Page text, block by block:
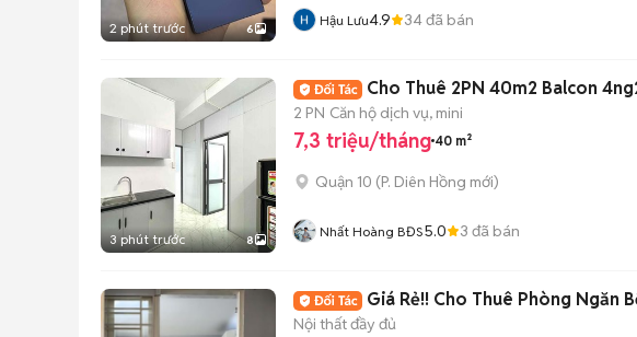
2 phút trước 6 Hậu Lưu4.9 34đã bán
3 phút trước 8
Cho Thuê 2PN 40m2 Balcon
2 PN Căn hộ dịch vụ, mini
7,3 triệu/tháng 40 m²
Quận 10 (P. Diên Hồng mới)
Nhất Hoàng BĐS5.0 3 đã bán
Giá Rẻ!! Cho Thuê Phòng Ngăn
Nội thất đầy đủ